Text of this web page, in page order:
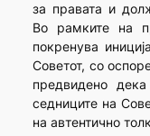
за правата и
Во рамките на
покренува
Советот, со
предвидено
седниците на
на автентично